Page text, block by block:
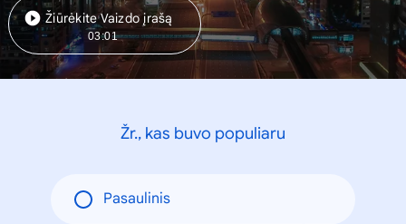
Žiūrėkite Vaizdo įrašą
03:01
Žr., kas buvo populiaru
Pasaulinis